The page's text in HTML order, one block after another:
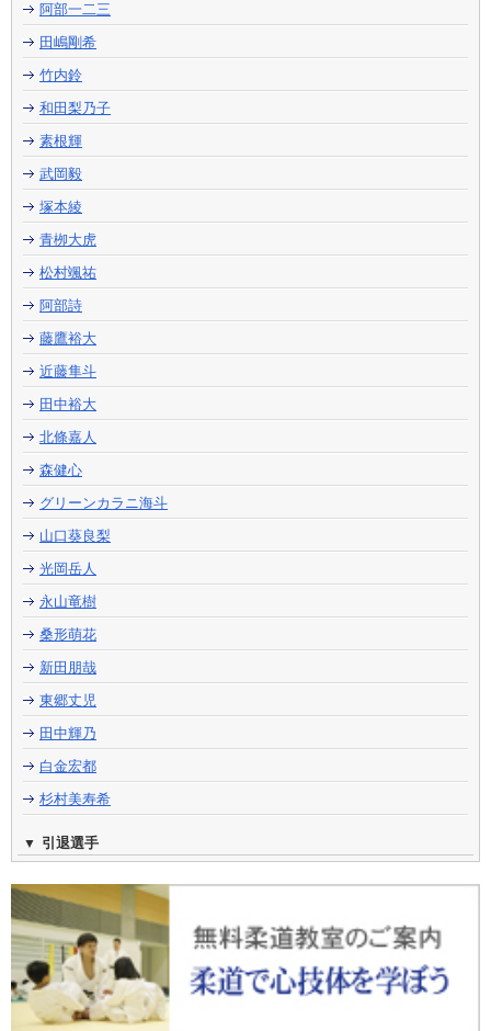
阿部一二三
田嶋剛希
竹内鈴
和田梨乃子
素根輝
武岡毅
塚本綾
青栁大虎
松村颯祐
阿部詩
藤鷹裕大
近藤隼斗
田中裕大
北條嘉人
森健心
グリーンカラニ海斗
山口葵良梨
光岡岳人
永山竜樹
桑形萌花
新田朋哉
東郷丈児
田中輝乃
白金宏都
杉村美寿希
引退選手